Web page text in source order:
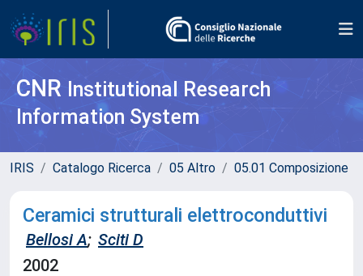
CNR Institutional Research
Information System
IRIS Catalogo Ricerca 05 Altro 05.01 Composizione
Ceramici strutturali elettroconduttivi
Bellosi A; Sciti D
2002